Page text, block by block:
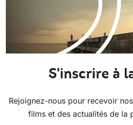
S'inscrire à
Rejoignez-nous pour recevoir
films et des actualités de la